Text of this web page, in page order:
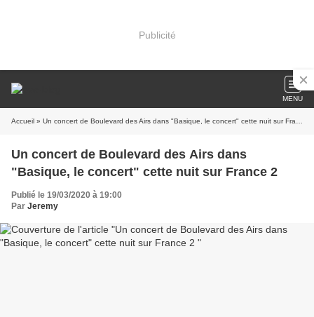
Publicité
MENU
Accueil » Un concert de Boulevard des Airs dans "Basique, le concert" cette nuit sur France 2
Un concert de Boulevard des Airs dans
"Basique, le concert" cette nuit sur France 2
Publié le 19/03/2020 à 19:00
Par Jeremy